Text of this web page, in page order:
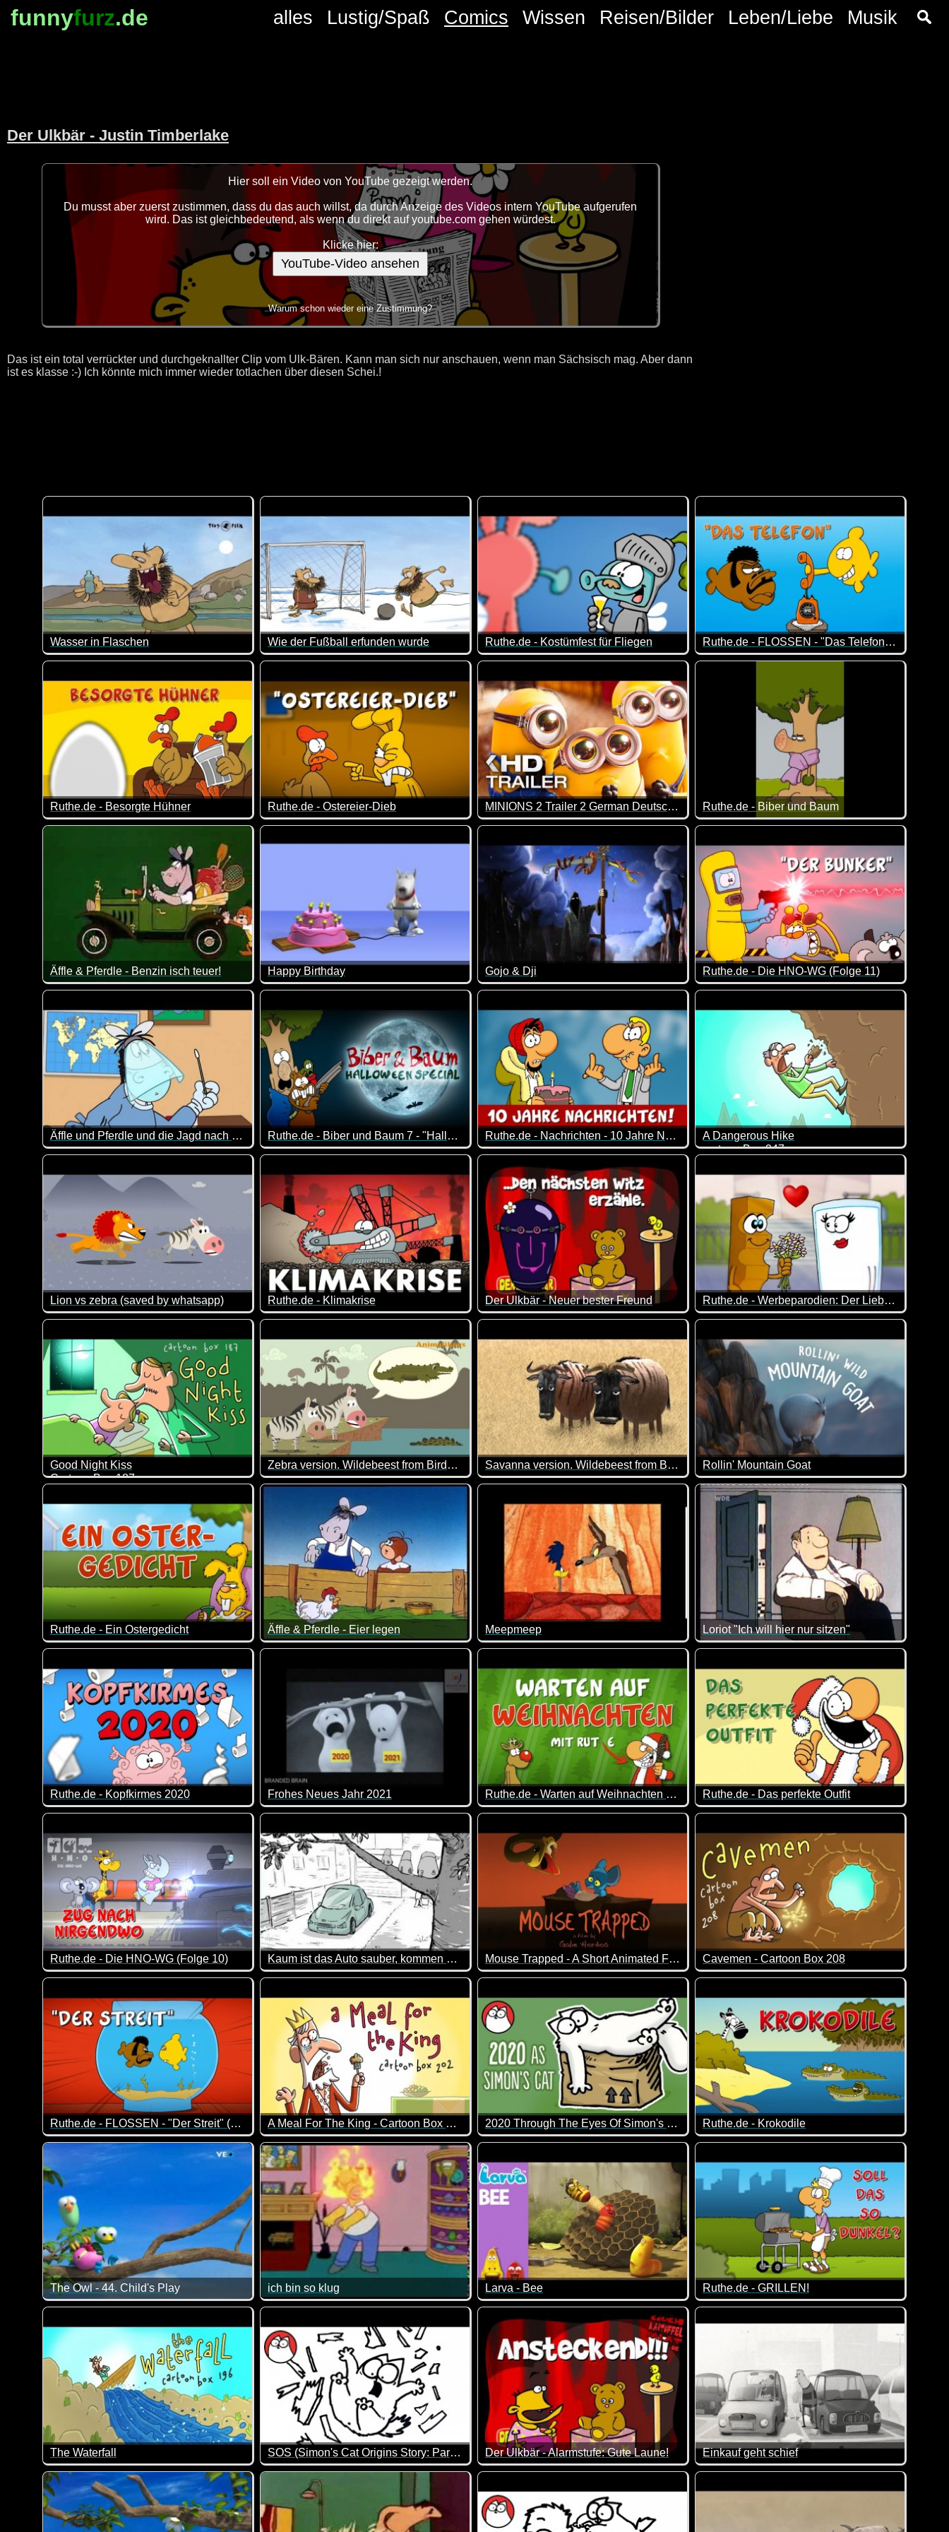
funnyfurz.de alles Lustig/Spaß Comics Wissen Reisen/Bilder Leben/Liebe Musik
Der Ulkbär - Justin Timberlake
Hier soll ein Video von YouTube gezeigt werden.
Du musst aber zuerst zustimmen, dass du das auch willst, da durch Anzeige des Videos intern YouTube aufgerufen
wird. Das ist gleichbedeutend, als wenn du direkt auf youtube.com gehen würdest.
Klicke hier:
YouTube-Video ansehen
Warum schon wieder eine Zustimmung?
Das ist ein total verrückter und durchgeknallter Clip vom Ulk-Bären. Kann man sich nur anschauen, wenn man Sächsisch mag. Aber dann
ist es klasse :-) Ich könnte mich immer wieder totlachen über diesen Schei.!
Wasser in Flaschen
Da dachte er doch, dass das Wasser aus der Flasche besser sei ;-)
Wie der Fußball erfunden wurde
Wie der Fußball von einem prähistorischen Messi erfunden wurde :-). Durchgeknallt, aber echt lustig.
Ruthe.de - Kostümfest für Fliegen
Man muss kurz über die Pointe nachdenken :-)
Ruthe.de - FLOSSEN - "Das Telefon" (Folge 15)
Episode 15 der Serie um zwei Dudes mit
Ruthe.de - Besorgte Hühner
Tja, das sind die Sorgen von Hühnern. Die Kinder werden heute einfach viel schneller erwachsen ;-)
Ruthe.de - Ostereier-Dieb
Wo sind nur die Eier geblieben? ;-)
MINIONS 2 Trailer 2 German Deutsch (2022)
Mit den Minions ist immer viel los ;-)
Ruthe.de - Biber und Baum
Manchmal kann ein Niesen auch vor Feinden
Äffle & Pferdle - Benzin isch teuer!
Dieses Video passt doch derzeit wie die Faust aufs Auge ;-)
Happy Birthday
Das ist doch mal ein lustiges Happy Birthday Video :-)
Gojo & Dji
An Silvester mal ordentlich mit Freunden einen heben.
Ruthe.de - Die HNO-WG (Folge 11)
Eine neue Folge von den drei lustigen Gesellen
Äffle und Pferdle und die Jagd nach dem Coronavirus
Das Pferdle ist schwer beschäftigt mit dem Coronavirus ;-)
Ruthe.de - Biber und Baum 7 - "Halloween-Special"
Halloween-Special der Serie um einen Biber, der versucht, einen Baum zu fressen.
Ruthe.de - Nachrichten - 10 Jahre Nachrichten
Frederik Schrader und Tjorben Eckermann berichten informativ und investigativ, diesmal
A Dangerous Hike
cartoon Box 247
Lion vs zebra (saved by whatsapp)
Ein Löwe jagt ein Zebra. Das Ende dieser Geschichte scheint vorhersehbar. Aber hier lieben Tiere Social Media so sehr, dass sie das Rennen unterbrechen, um einen WhatsApp-
Ruthe.de - Klimakrise
Alle reden über die Klimakrise.
Dieses Video erklärt es euch auf eine witzig informative Art und Weise.
Der Ulkbär - Neuer bester Freund
vom Ulkbären habe ich ja schon mehr verteilt. Total durchgeknallt sind ja alle Filme von
Ruthe.de - Werbeparodien: Der Liebesfilm
Diese Werbeparodien haben alle etwas mit
Good Night Kiss
Cartoon Box 187
Da wollte der Daddy alles richtig machen und dann das :-)
Zebra version. Wildebeest from Birdbox Studio. Fake news
Dieses Video kennen wir schon mit anderen Tieren. Immer wieder herrlich!
Savanna version. Wildebeest from Birdbox Studio
Ein ähnliches Video gab es früher schon mal. Das hier ist auch so blöd, dass man schon
Rollin' Mountain Goat
Die dicken Tiere kennen wir ja bereits aus
Ruthe.de - Ein Ostergedicht
Egal wie du den Osterhase findest, er hat bestimmt schöne Eier für dich versteckt und das ist die Hauptsache ;-)
Äffle & Pferdle - Eier legen
Das Pferdle ist schon besonders schlau ;-)
Meepmeep
Saublöd, aber man muss spontan drüber lachen :-)
Loriot "Ich will hier nur sitzen"
Zum Ehegattentag passt dieses Video doch wie
Ruthe.de - Kopfkirmes 2020
Wenn das vergangene Jahr ein Lied wäre, dann wäre es KOPFKIRMES 2020! Der verrückte Ruthe-Jahresrückblick.
Frohes Neues Jahr 2021
Ich wünsche dir fürs Neue Jahr alles Liebe und ganz viel Gesundheit!
Ruthe.de - Warten auf Weihnachten (30 Minuten Rudi & Santa)
Es ist noch Zeit bis zur Bescherung und ihr wisst nicht, wie ihr sie überbrücken sollt?
30 fette Minuten Ruthe-Weihnachtsvideos!
Ruthe.de - Das perfekte Outfit
Ordentliche Arbeitskleidung ist ein häufig
Ruthe.de - Die HNO-WG (Folge 10)
Die Jungs von der HNO-WG sind immer wieder für einen Lacher gut.
Kaum ist das Auto sauber, kommen auch schon die Vögel...
Was für ein lustiges Video. Man erwartet nämlich eigentlich was ganz Anderes ;-)
Mouse Trapped - A Short Animated Film
Ein lustiger Kurzfilm über eine Maus, die ihre Jungen vor der gefährlichen Welt beschützen
Cavemen - Cartoon Box 208
Dieser Typ ist leider nicht die hellste Kerze auf
Ruthe.de - FLOSSEN - "Der Streit" (Folge 14)
Episode 14 der Serie um zwei Dudes mit Kiemen und ihr Leben hinter Glas: Barry und Sting. Da ist wohl etwas dicke Luft im Paradies ;-)
A Meal For The King - Cartoon Box 202
Das ist doch durchaus schwarzer Humor ;-) So krank, dass man schon wieder lachen muss.
2020 Through The Eyes Of Simon's Cat
2020 ist in der Tat ein spezielles Jahr. Wie sieht das wohl durch die Augen von Simon's Cat
Ruthe.de - Krokodile
Die Sache mit den Baumstämmen ;-) Da glotzt
The Owl - 44. Child's Play
Ja, Kinder können gemein sein. Und sie haben beim Spielen wesentlich mehr Ausdauer und Kondition :-)
ich bin so klug
Da hat Homer wohl nicht so ganz recht, wenn er seine halbe Bude abfackelt ;-)
Larva - Bee
Was lernen wir aus diesem Video? Leg dich lieber nicht mit einer Biene an ;-)
Ruthe.de - GRILLEN!
Die Wurst ist etwas dunkel geraten. Kein
Bis zum Schluss angucken!
The Waterfall
Die Videos von Cartoonbox sind so dämlich, dass man schon wieder schmunzeln muss.
SOS (Simon's Cat Origins Story: Part 3)
Baby Simon's Cat ist wirklich typisch Katze. Mehr muss man eigentlich gar nicht sagen ;-)
Der Ulkbär - Alarmstufe: Gute Laune!
Man könnte es auch explosive Stimmung nennen :-) Dieses Video ist ziemlich sinnfrei, aber
Einkauf geht schief
Es ist mal wieder Zeit für diesen alten